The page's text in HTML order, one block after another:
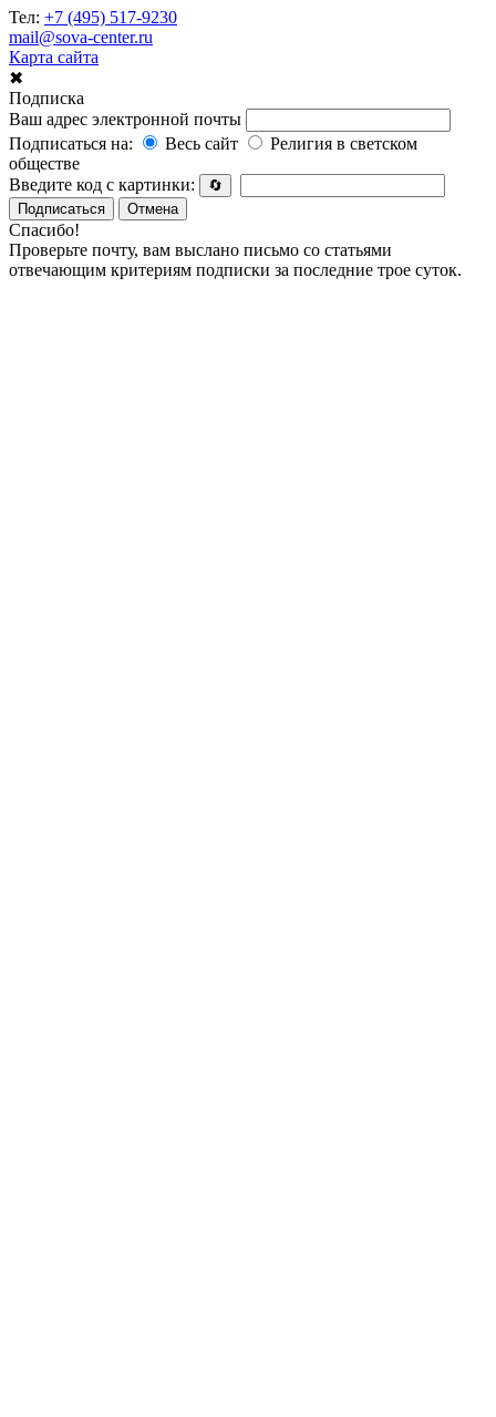
Тел: +7 (495) 517-9230
mail@sova-center.ru
Карта сайта
✖
Подписка
Ваш адрес электронной почты
Подписаться на:
Весь сайт
Религия в светском
обществе
Введите код с картинки:
🔄
Подписаться
Отмена
Спасибо!
Проверьте почту, вам выслано письмо со статьями
отвечающим критериям подписки за последние трое суток.